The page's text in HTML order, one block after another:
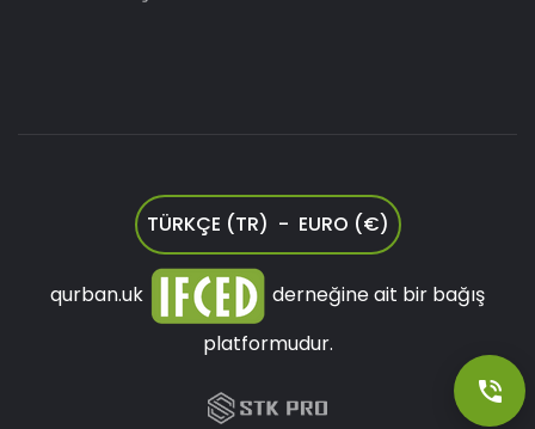
TÜRKÇE (TR) - EURO (€)
qurban.uk
derneğine ait bir bağış
platformudur.